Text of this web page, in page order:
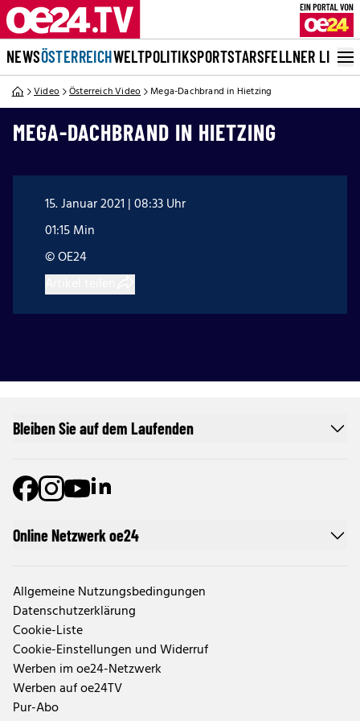
NEWSÖSTERREICHWELTPOLITIKSPORTSTARSFELLNER LIVE
Video Österreich Video Mega-Dachbrand in Hietzing
MEGA-DACHBRAND IN HIETZING
15. Januar 2021 | 08:33 Uhr
01:15 Min
© OE24
Online Netzwerk oe24
Allgemeine Nutzungsbedingungen
Datenschutzerklärung
Cookie-Liste
Cookie-Einstellungen und Widerruf
Werben im oe24-Netzwerk
Werben auf oe24TV
Pur-Abo
Bleiben Sie auf dem Laufenden